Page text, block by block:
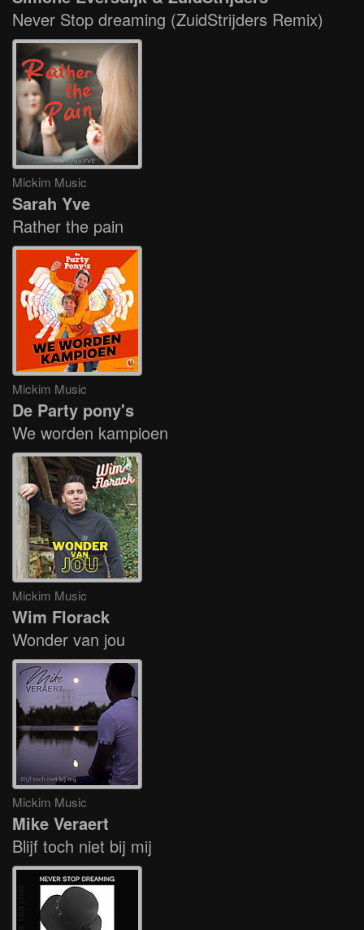
Never Stop dreaming (ZuidStrijders Remix)
Mickim Music
Sarah Yve
Rather the pain
Mickim Music
De Party pony's
We worden kampioen
Mickim Music
Wim Florack
Wonder van jou
Mickim Music
Mike Veraert
Blijf toch niet bij mij